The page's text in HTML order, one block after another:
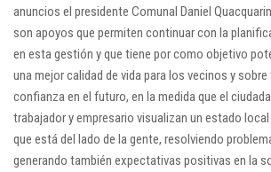
anuncios el presidente Comunal Daniel
son apoyos que permiten continuarcon la
en esta gestión y que tiene por como objetivo
una mejor calidad de vida para los vecinos y
confianza en el futuro, en la medida que el
trabajador y empresario visualizan un estado
que está del lado de la gente, resolviendo
generando también expectativas positivas en la